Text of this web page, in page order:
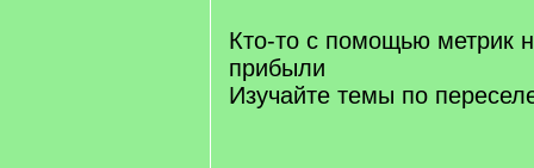
Кто-то с помощью метрик
прибыли
Изучайте темы по